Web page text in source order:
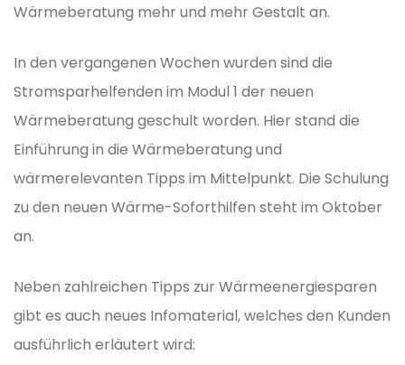
Wärmeberatung mehr und mehr Gestalt an.
In den vergangenen Wochen wurden sind die
Stromsparhelfenden im Modul 1 der neuen
Wärmeberatung geschult worden. Hier stand die
Einführung in die Wärmeberatung und
wärmerelevanten Tipps im Mittelpunkt. Die Schulung
zu den neuen Wärme-Soforthilfen steht im Oktober
an.
Neben zahlreichen Tipps zur Wärmeenergiesparen
gibt es auch neues Infomaterial, welches den Kunden
ausführlich erläutert wird: